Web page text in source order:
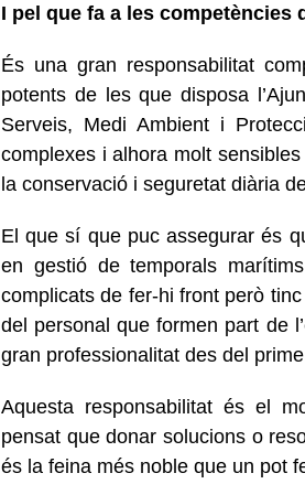
I pel que fa a les competències
És una gran responsabilitat
potents de les que disposa
Serveis, Medi Ambient i
complexes i alhora molt
la conservació i seguretat diària
El que sí que puc assegurar és
en gestió de temporals
complicats de fer-hi front però
del personal que formen part de
gran professionalitat des del
Aquesta responsabilitat és el
pensat que donar solucions o
és la feina més noble que un pot